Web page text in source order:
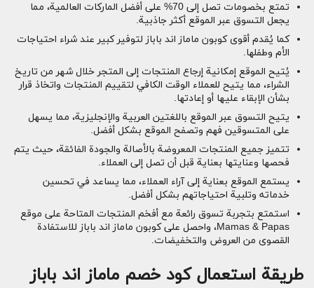
تمتع بخصومات تصل إلى 70% على أفضل الماركات العالمية، مما
يجعل التسوق عبر الموقع أكثر جاذبية.
كما يُقدم أقوى كوبون ماماز اند باباز لتوفير كبير عند شراء احتياجات
الأم وطفلها.
يُتيح الموقع إمكانية إرجاع المنتجات إلى المتجر خلال شهر من تاريخ
الشراء، مما يتيح للعملاء الوقت الكافي لتقييم المنتجات واتخاذ قرار
بشأن الإبقاء عليها أو إعادتها.
يتيح التسوق عبر الموقع باللغتين العربية والإنجليزية، مما يسهل
على المتسوقين فهم وتصفح الموقع بشكل أفضل.
تتميز جميع المنتجات المعروضة بالأصالة والجودة الفائقة، حيث يتم
فحصها وعنايتها بعناية قبل أن تصل إلى العملاء.
يستمع الموقع بعناية إلى آراء العملاء، مما يساعد في تحسين
خدماته وتلبية احتياجاتهم بشكل أفضل.
استمتع بتجربة تسوق رائعة مع أفخم المنتجات المتاحة على موقع
Mamas & Papas، واحصل على كوبون ماماز اند باباز للاستفادة
القصوى من العروض والتخفيضات.
طريقة استعمال كود خصم ماماز اند باباز